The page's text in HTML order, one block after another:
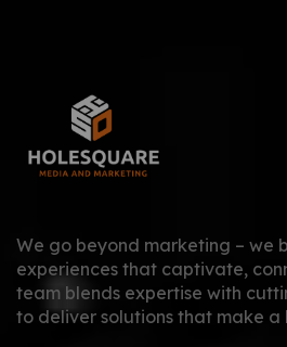
We go beyond marketing – we
experiences that captivate,
team blends expertise with
to deliver solutions that make a